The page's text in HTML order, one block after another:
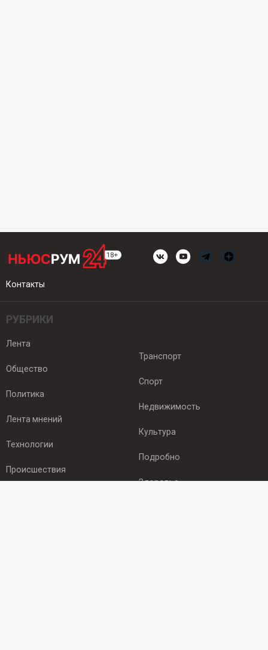
Контакты
РУБРИКИ
Лента
Общество
Политика
Лента мнений
Технологии
Происшествия
Транспорт
Спорт
Недвижимость
Культура
Подробно
Здоровье